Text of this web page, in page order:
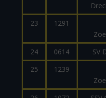
23 1291
24 0614 SV
25
1239